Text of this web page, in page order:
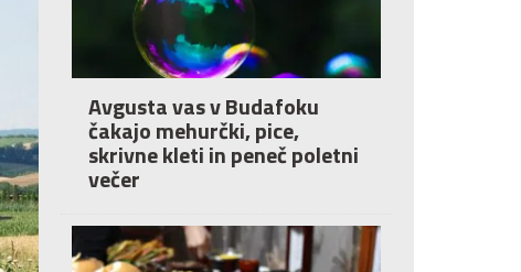
Avgusta vas v Budafoku
čakajo mehurčki, pice,
skrivne kleti in peneč poletni
večer